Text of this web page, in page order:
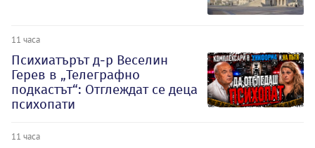
11 часа
Психиатърът д-р Веселин
Герев в „Телеграфно
подкастът“: Отглеждат се деца
психопати
11 часа